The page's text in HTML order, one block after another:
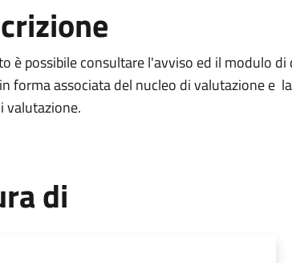
è possibile consultare l'avviso ed il modulo
forma associata del nucleo di valutazione e
valutazione.
di